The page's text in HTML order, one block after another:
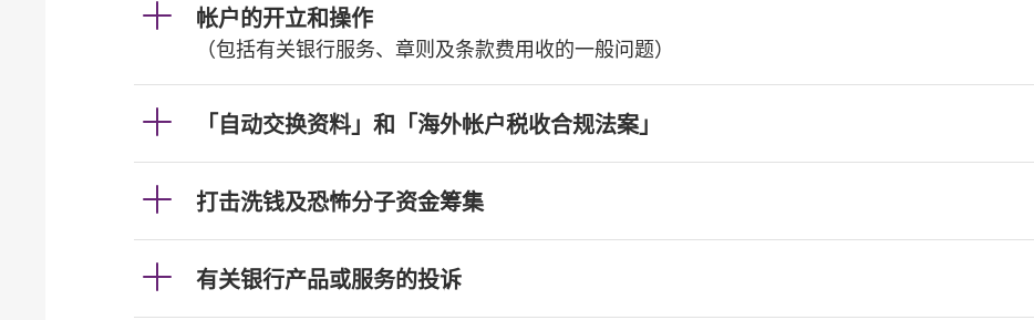
帐户的开立和操作
（包括有关银行服务、章则及条款费用收的一般问题）
「自动交换资料」和「海外帐户税收合规法案」
打击洗钱及恐怖分子资金筹集
有关银行产品或服务的投诉